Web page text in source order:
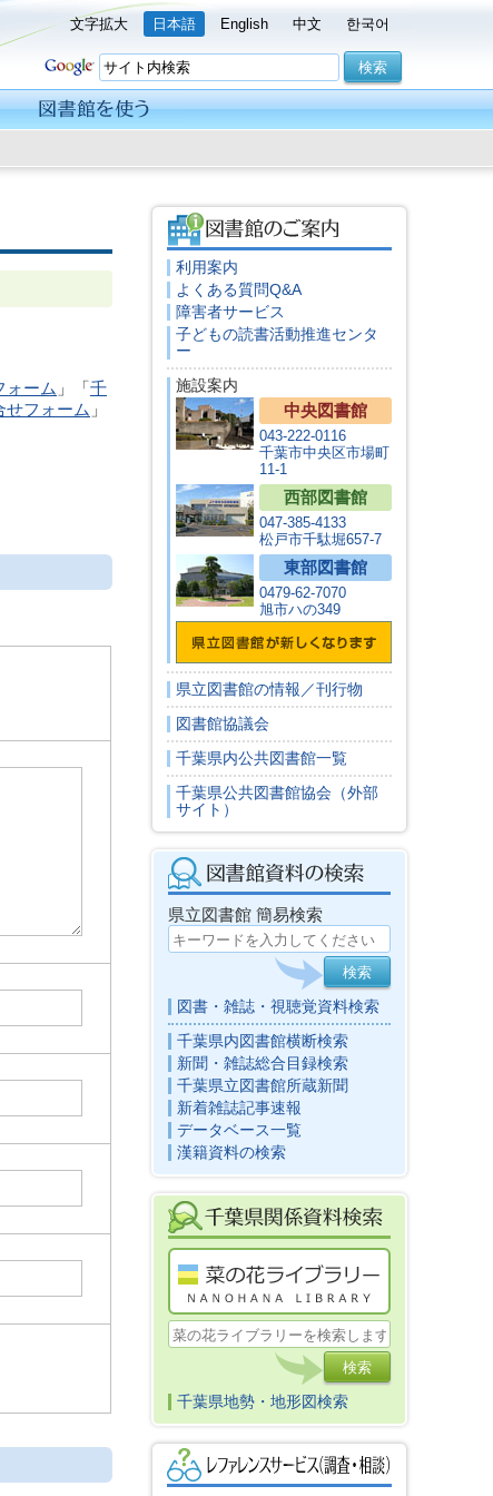
文字拡大 日本語 English 中文 한국어
ォーム 」「千
せフォーム 」
利用案内
よくある質問Q&A
障害者サービス
子どもの読書活動推進センタ
ー
施設案内
中央図書館
043-222-0116
千葉市中央区市場町
11-1
西部図書館
047-385-4133
松戸市千駄堀657-7
東部図書館
0479-62-7070
旭市ハの349
県立図書館の情報／刊行物
図書館協議会
千葉県内公共図書館一覧
千葉県公共図書館協会（外部
サイト）
県立図書館 簡易検索
図書・雑誌・視聴覚資料検索
千葉県内図書館横断検索
新聞・雑誌総合目録検索
千葉県立図書館所蔵新聞
新着雑誌記事速報
データベース一覧
漢籍資料の検索
千葉県地勢・地形図検索